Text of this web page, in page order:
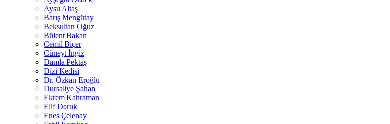
Aysu Altaş
Barış Mengütay
Beksultan Oğuz
Bülent Bakan
Cemil Biçer
Cüneyt İngiz
Damla Pektaş
Dizi Kedisi
Dr. Özkan Eroğlu
Dursaliye Şahan
Ekrem Kahraman
Elif Doruk
Enes Çelenay